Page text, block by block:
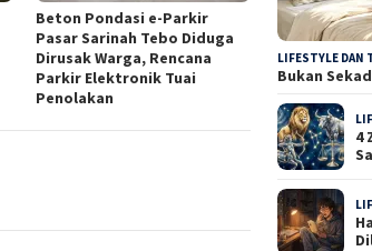
Beton Pondasi e-Parkir
Pasar Sarinah Tebo Diduga
Dirusak Warga, Rencana
Parkir Elektronik Tuai
Penolakan
LIFESTYLE DAN
Bukan
4